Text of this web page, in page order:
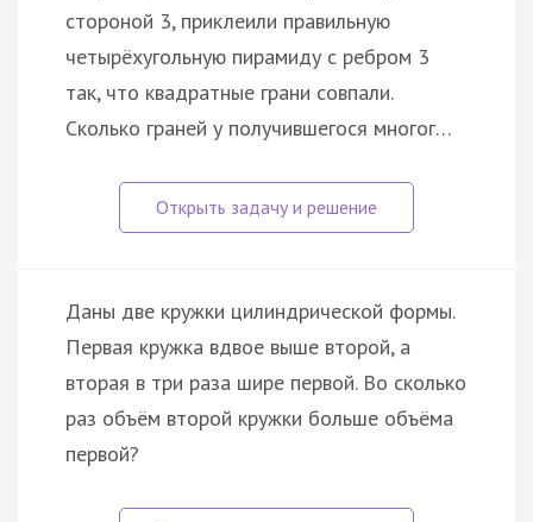
стороной 3, приклеили правильную
четырёхугольную пирамиду с ребром 3
так, что квадратные грани совпали.
Сколько граней у получившегося многог…
Даны две кружки цилиндрической формы.
Первая кружка вдвое выше второй, а
вторая в три раза шире первой. Во сколько
раз объём второй кружки больше объёма
первой?